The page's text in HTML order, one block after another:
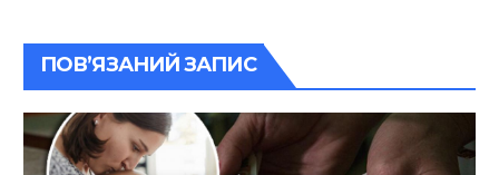
ПОВ’ЯЗАНИЙ ЗАПИС